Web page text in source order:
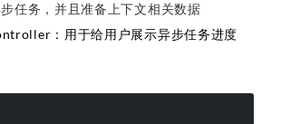
任务，并且准备上下文相关数据
：用于给用户展示异步任务进度